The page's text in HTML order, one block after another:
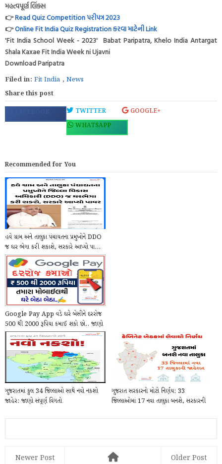
મહત્વપૂર્ણ લિંક્સ
👉Read Quiz Competition પરીપત્ર 2023
👉Online Fit India Quiz Registration કરવા માટેની Link
'Fit India School Week - 2023' Babat Paripatra, Khelo India Antargat
Shala Kaxae Fit India Week ni Ujavni
Download Paripatra
Filed in: Fit India , News
Share this post
FACEBOOK TWITTER
GOOGLE+
WHATSAPP
Recommended for You
હવે ગ્રામ અને તાલુકા પંચાયતના પ્રમુખોને DDO
જ ઘર ભેગા કરી શકાશે, સરકારે આપ્યો પા...
Google Pay App વડે ઘરે બેસીને દરરોજ
500 થી 2000 રૂપિયા કમાઈ શકો છો.. જાણો
કેવી ર...
ગુજરાતમાં કુલ 34 જિલ્લાઓ સાથે નવો નકશો
જાહેર: જાણો સંપૂર્ણ વિગતો
ગુજરાત સરકારનો મોટો નિર્ણય: 33
જિલ્લાઓમાં 17 નવા તાલુકા બનશે, સરકારની
Newer Post Older Post